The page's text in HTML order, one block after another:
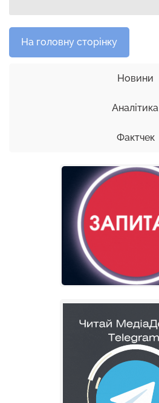
На головну сторінку
Новини
Аналітика
Фактчек